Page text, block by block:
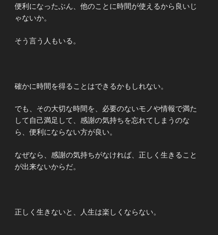
便利になったぶん、他のことに時間が使えるから良いじ
ゃないか。
そう言う人もいる。
確かに時間を得ることはできるかもしれない。
でも、その大切な時間を、必要のないモノや情報で満た
して自己満足して、感謝の気持ちを忘れてしまうのな
ら、便利にならない方が良い。
なぜなら、感謝の気持ちがなければ、正しく生きること
が出来ないからだ。
正しく生きないと、人生は楽しくならない。